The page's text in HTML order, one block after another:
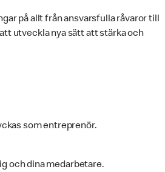
på allt från ansvarsfulla råvaror till
utveckla nya sätt att stärka och
som entreprenör.
och dina medarbetare.